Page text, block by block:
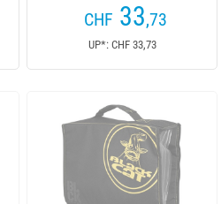
CHF 33,73
UP*: CHF 33,73